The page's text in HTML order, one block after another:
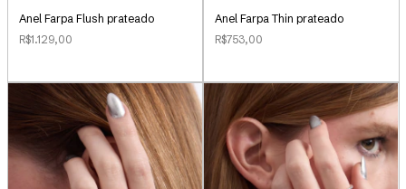
Anel Farpa Flush prateado
R$1.129,00
Anel Farpa Thin prateado
R$753,00